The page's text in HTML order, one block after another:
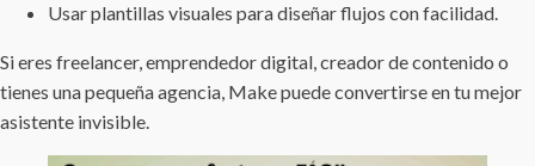
Usar plantillas visuales para diseñar flujos con facilidad.
Si eres freelancer, emprendedor digital, creador de contenido o
tienes una pequeña agencia, Make puede convertirse en tu mejor
asistente invisible.